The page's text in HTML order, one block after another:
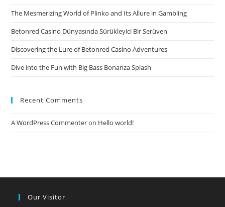
The Mesmerizing World of Plinko and Its Allure in Gambling
Betonred Casino Dünyasında Sürükleyici Bir Serüven
Discovering the Lure of Betonred Casino Adventures
Dive into the Fun with Big Bass Bonanza Splash
Recent Comments
A WordPress Commenteron Hello world!
Our Visitor